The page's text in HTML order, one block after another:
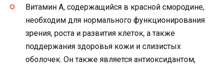
Витамин A, содержащийся в красной смородине,
необходим для нормального функционирования
зрения, роста и развития клеток, а также
поддержания здоровья кожи и слизистых
оболочек. Он также является антиоксидантом,